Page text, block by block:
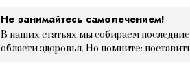
Не занимайтесь самолечением!
В наших статьях мы собираем
области здоровья. Но помните: